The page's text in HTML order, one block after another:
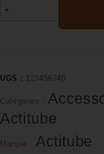
UGS : 123456740
Catégories :
Actitube
Marque : Actitube